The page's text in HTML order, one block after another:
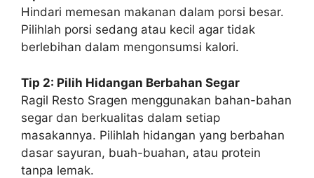
Hindari memesan makanan dalam porsi besar.
Pilihlah porsi sedang atau kecil agar tidak
berlebihan dalam mengonsumsi kalori.
Tip 2: Pilih Hidangan Berbahan Segar
Ragil Resto Sragen menggunakan bahan-bahan
segar dan berkualitas dalam setiap
masakannya. Pilihlah hidangan yang berbahan
dasar sayuran, buah-buahan, atau protein
tanpa lemak.